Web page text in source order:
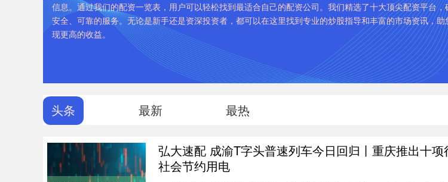
信息。通过我们的配资一览表，用户可以轻松找到最适合自己的配资公司。我们精选了十大顶尖配资平台
安全、可靠的服务。无论是新手还是资深投资者，都可以在这里找到专业的炒股指导和丰富的市场资讯，
现更高的收益。
头条 最新 最热
弘大速配 成渝T字头普速列车今日回归丨重庆推出十项
社会节约用电